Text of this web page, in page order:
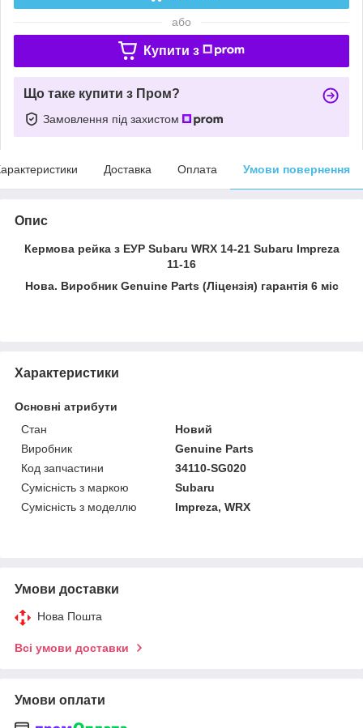
або
Купити з
Що таке купити з Пром?
Замовлення під захистом
Доставка Оплата Умови повернення
Опис
Кермова рейка з ЕУР Subaru WRX 14-21 Subaru Impreza
11-16
Нова. Виробник Genuine Parts (Ліцензія) гарантія 6 міс
Характеристики
Основні атрибути
Стан
Новий
Виробник
Genuine Parts
Код запчастини
34110-SG020
Сумісність з маркою
Subaru
Сумісність з моделлю
Impreza, WRX
Умови доставки
Нова Пошта
Всі умови доставки
Умови оплати